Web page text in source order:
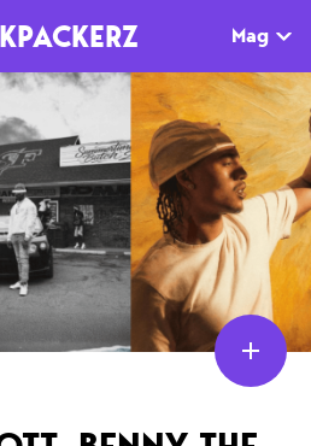
Mag
MAG
Tops
Sorties
AGENDA
Paris
Festivals